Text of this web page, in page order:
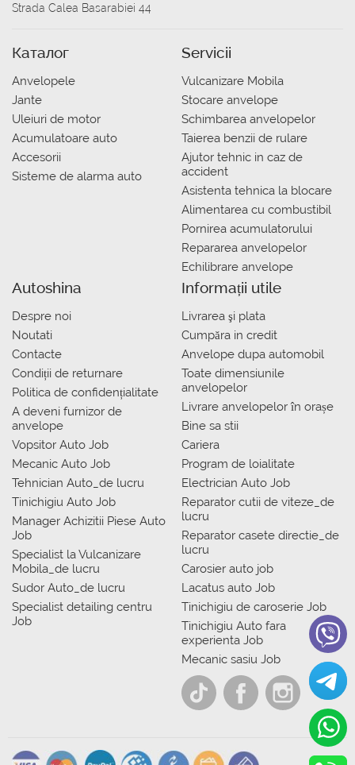
Strada Calea Basarabiei 44
Каталог
Anvelopele
Jante
Uleiuri de motor
Acumulatoare auto
Accesorii
Sisteme de alarma auto
Servicii
Vulcanizare Mobila
Stocare anvelope
Schimbarea anvelopelor
Taierea benzii de rulare
Ajutor tehnic in caz de
accident
Asistenta tehnica la blocare
Alimentarea cu combustibil
Pornirea acumulatorului
Repararea anvelopelor
Echilibrare anvelope
Autoshina
Despre noi
Noutati
Contacte
Condiții de returnare
Politica de confidențialitate
A deveni furnizor de
anvelope
Vopsitor Auto Job
Mecanic Auto Job
Tehnician Auto_de lucru
Tinichigiu Auto Job
Manager Achizitii Piese Auto
Job
Specialist la Vulcanizare
Mobila_de lucru
Sudor Auto_de lucru
Specialist detailing centru
Job
Informații utile
Livrarea şi plata
Сumpăra in credit
Anvelope dupa automobil
Toate dimensiunile
anvelopelor
Livrare anvelopelor în orașe
Bine sa stii
Cariera
Program de loialitate
Electrician Auto Job
Reparator cutii de viteze_de
lucru
Reparator casete directie_de
lucru
Carosier auto job
Lacatus auto Job
Tinichigiu de caroserie Job
Tinichigiu Auto fara
experienta Job
Mecanic sasiu Job